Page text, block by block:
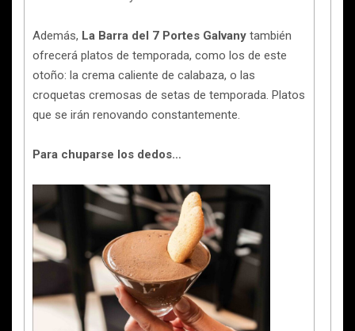
Además, La Barra del 7 Portes Galvany también
ofrecerá platos de temporada, como los de este
otoño: la crema caliente de calabaza, o las
croquetas cremosas de setas de temporada. Platos
que se irán renovando constantemente.
Para chuparse los dedos…